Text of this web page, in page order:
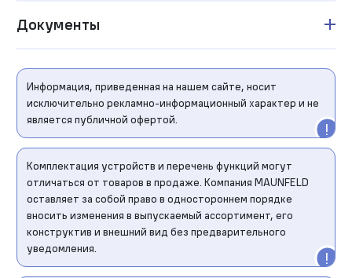
Документы
Информация, приведенная на нашем сайте, носит
исключительно рекламно-информационный характер и не
является публичной офертой.
Комплектация устройств и перечень функций могут
отличаться от товаров в продаже. Компания MAUNFELD
оставляет за собой право в одностороннем порядке
вносить изменения в выпускаемый ассортимент, его
конструктив и внешний вид без предварительного
уведомления.